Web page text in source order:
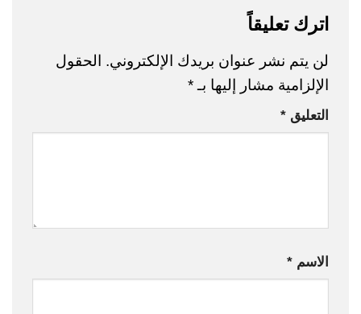
اترك تعليقاً
لن يتم نشر عنوان بريدك الإلكتروني. الحقول
الإلزامية مشار إليها بـ*
التعليق *
الاسم *